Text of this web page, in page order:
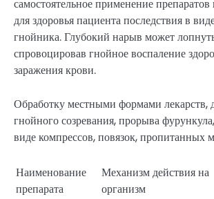
самостоятельное применение
для здоровья пациента последствия в
гнойника. Глубокий нарыв может
спровоцировав гнойное воспаление
заражения крови.
Обработку местными формами лекарств,
гнойного созревания, прорыва
виде компрессов, повязок, пропитанных
Наименование
препарата
Механизм действия на
организм